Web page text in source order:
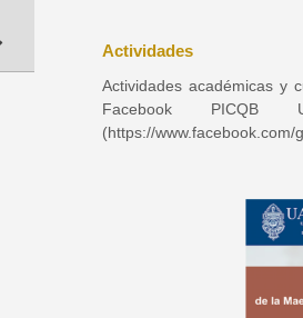
Actividades
Actividades académicas y
Facebook PICQB
(https://www.facebook.com/